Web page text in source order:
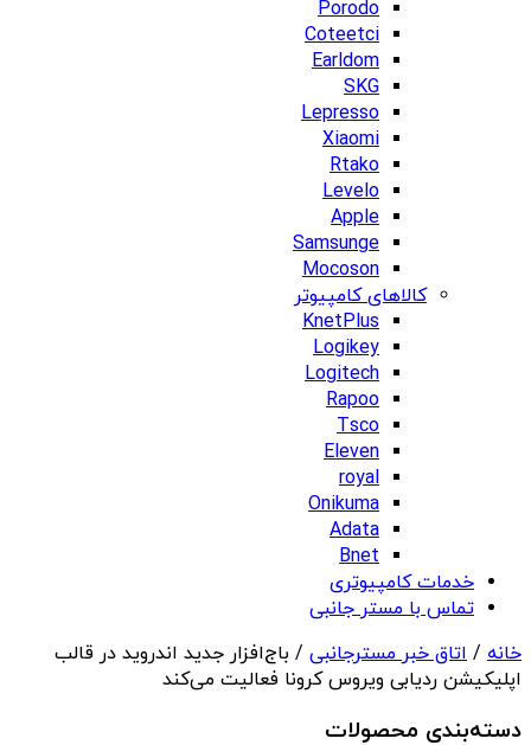
Porodo
Coteetci
Earldom
SKG
Lepresso
Xiaomi
Rtako
Levelo
Apple
Samsunge
Mocoson
کالاهای کامپیوتر
KnetPlus
Logikey
Logitech
Rapoo
Tsco
Eleven
royal
Onikuma
Adata
Bnet
خدمات کامپیوتری
تماس با مستر جانبی
خانه / اتاق خبر مسترجانبی / باج‌افزار جدید اندروید در قالب
اپلیکیشن ردیابی ویروس کرونا فعالیت می‌کند
دسته‌بندی‌ محصولات